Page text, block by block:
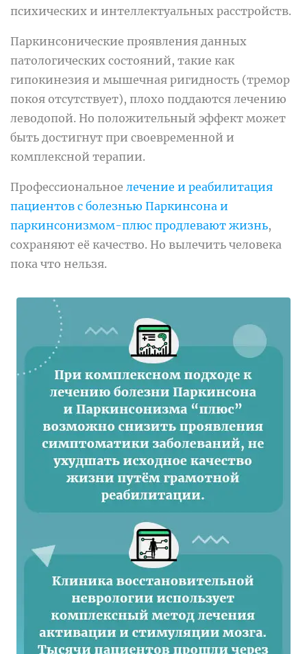
психических и интеллектуальных расстройств.
Паркинсонические проявления данных
патологических состояний, такие как
гипокинезия и мышечная ригидность (тремор
покоя отсутствует), плохо поддаются лечению
леводопой. Но положительный эффект может
быть достигнут при своевременной и
комплексной терапии.
Профессиональное лечение и реабилитация
пациентов с болезнью Паркинсона и
паркинсонизмом-плюс продлевают жизнь,
сохраняют её качество. Но вылечить человека
пока что нельзя.